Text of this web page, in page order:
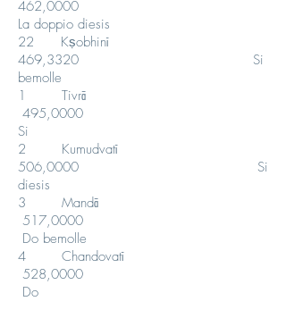
462,0000
La doppio diesis
22 Kṣobhinī
469,3320 Si
bemolle
1 Tivrā
495,0000
Si
2 Kumudvatī
506,0000 Si
diesis
3 Mandā
517,0000
Do bemolle
4 Chandovatī
528,0000
Do